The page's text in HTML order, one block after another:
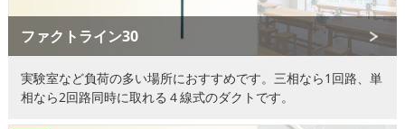
ファクトライン30
実験室など負荷の多い場所におすすめです。三相なら1回路、 単
相なら2回路同時に取れる４線式のダクトです。